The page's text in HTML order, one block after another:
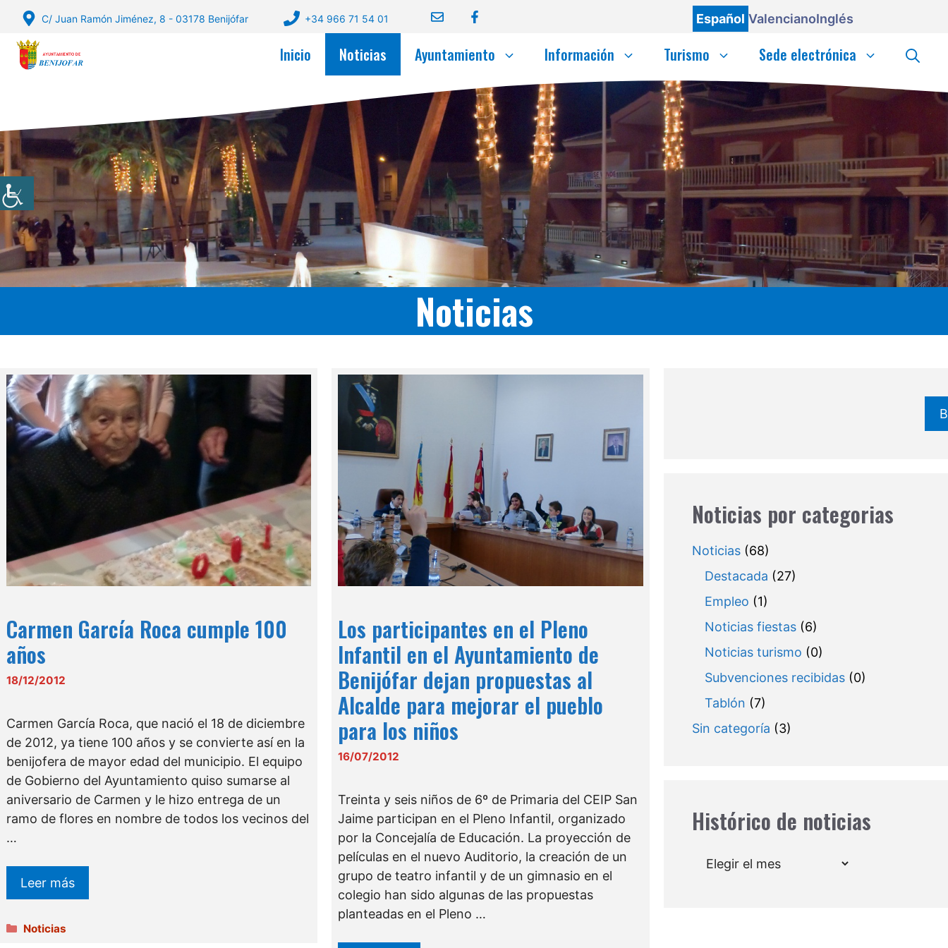
Saltar
contenido
C/ Juan Ramón Jiménez, 8 - 03178 Benijófar +34 966 71 54 01 Español ValencianoInglés
Inicio Noticias Ayuntamiento Información Turismo Sede electrónica
Noticias
Carmen García Roca cumple 100
años
18/12/2012
Carmen García Roca, que nació el 18 de diciembre
de 2012, ya tiene 100 años y se convierte así en la
benijofera de mayor edad del municipio. El equipo
de Gobierno del Ayuntamiento quiso sumarse al
aniversario de Carmen y le hizo entrega de un
ramo de flores en nombre de todos los vecinos del
…
Leer más
Categorías
Noticias
Los participantes en el Pleno
Infantil en el Ayuntamiento de
Benijófar dejan propuestas al
Alcalde para mejorar el pueblo
para los niños
16/07/2012
Treinta y seis niños de 6º de Primaria del CEIP San
Jaime participan en el Pleno Infantil, organizado
por la Concejalía de Educación. La proyección de
películas en el nuevo Auditorio, la creación de un
grupo de teatro infantil y de un gimnasio en el
colegio han sido algunas de las propuestas
planteadas en el Pleno …
Noticias por categorias
Noticias(68)
Destacada (27)
Empleo (1)
Noticias fiestas(6)
Noticias turismo (0)
Subvenciones recibidas(0)
Tablón (7)
Sin categoría (3)
Histórico de noticias
Archivos